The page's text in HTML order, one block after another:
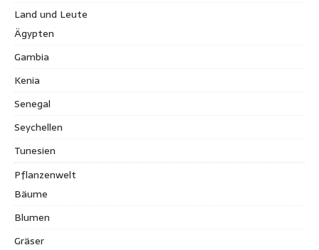
Land und Leute
Ägypten
Gambia
Kenia
Senegal
Seychellen
Tunesien
Pflanzenwelt
Bäume
Blumen
Gräser